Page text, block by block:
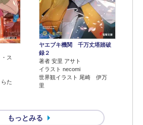
ス
た
ヤエブキ機関 千万丈塔踏破
録２
著者 安里 アサト
イラスト necomi
世界観イラスト 尾崎 伊万
里
もっとみる